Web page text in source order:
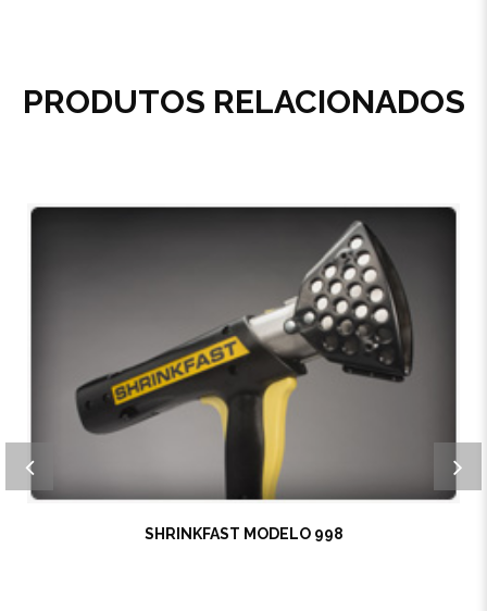
PRODUTOS RELACIONADOS
SHRINKFAST MODELO 998